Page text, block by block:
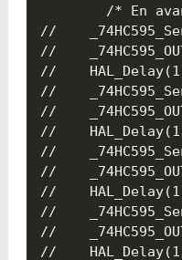
//	  _74HC595_Send595OneByte(0X8F);
//	  _74HC595_OUT();
//	  HAL_Delay(1);
//	  _74HC595_Send595OneByte(0XCF);
//	  _74HC595_OUT();
//	  HAL_Delay(1);
//	  _74HC595_Send595OneByte(0X4F);
//	  _74HC595_OUT();
//	  HAL_Delay(1);
//	  _74HC595_Send595OneByte(0X6F);
//	  _74HC595_OUT();
//	  HAL_Delay(1);